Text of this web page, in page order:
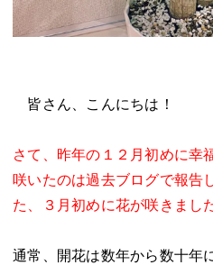
皆さん、こんにちは！
さて、昨年の１２月初めに幸
咲いたのは過去ブログで報告
た、３月初めに花が咲きました
通常、開花は数年から数十年